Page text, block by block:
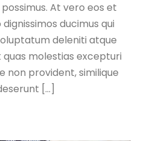
At vero eos et
ducimus qui
deleniti atque
molestias excepturi
provident, similique
[…]